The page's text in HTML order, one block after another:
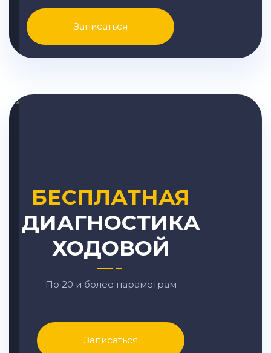
Записаться
БЕСПЛАТНАЯ
ДИАГНОСТИКА
ХОДОВОЙ
По 20 и более параметрам
Записаться